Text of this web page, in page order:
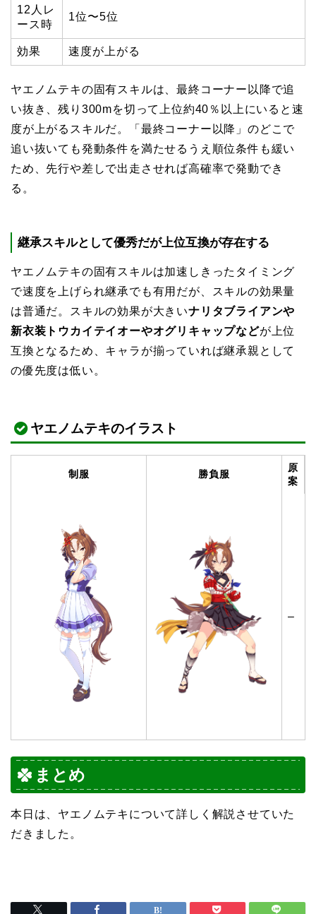
12人レ
ース時
1位〜5位
効果 速度が上がる
ヤエノムテキの固有スキルは、最終コーナー以降で追
い抜き、残り300mを切って上位約40％以上にいると速
度が上がるスキルだ。「最終コーナー以降」のどこで
追い抜いても発動条件を満たせるうえ順位条件も緩い
ため、先行や差しで出走させれば高確率で発動でき
る。
継承スキルとして優秀だが上位互換が存在する
ヤエノムテキの固有スキルは加速しきったタイミング
で速度を上げられ継承でも有用だが、スキルの効果量
は普通だ。スキルの効果が大きいナリタブライアンや
新衣装トウカイテイオーやオグリキャップなどが上位
互換となるため、キャラが揃っていれば継承親として
の優先度は低い。
ヤエノムテキのイラスト
制服 勝負服
原
案
–
まとめ
本日は、ヤエノムテキについて詳しく解説させていた
だきました。